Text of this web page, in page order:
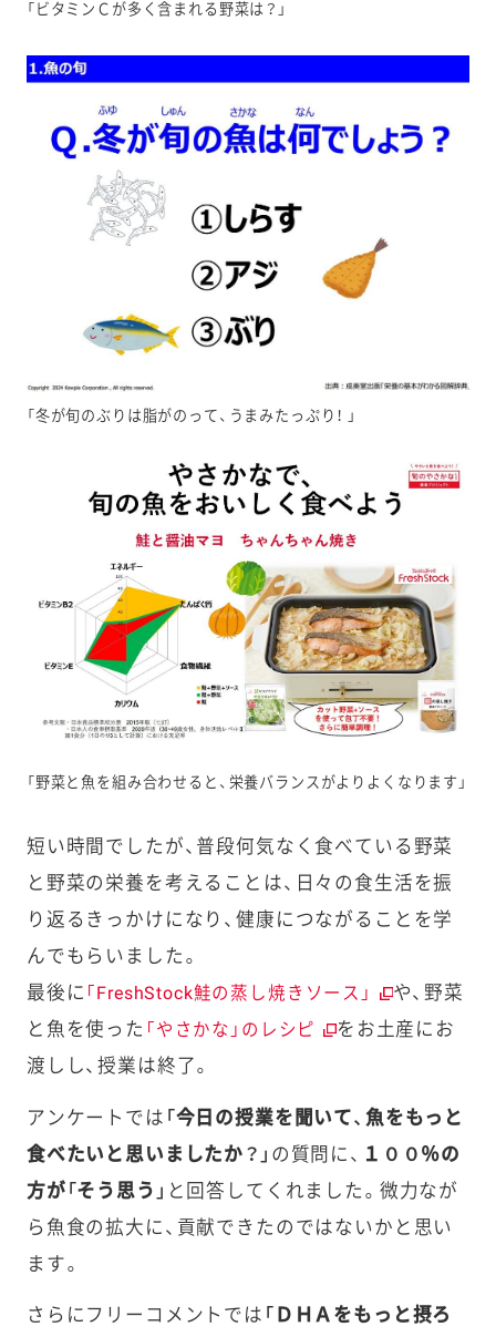
「ビタミンＣが多く含まれる野菜は？」
「冬が旬のぶりは脂がのって、うまみたっぷり！ 」
「野菜と魚を組み合わせると、栄養バランスがよりよくなります」
短い時間でしたが、普段何気なく食べている野菜
と野菜の栄養を考えることは、日々の食生活を振
り返るきっかけになり、健康につながることを学
んでもらいました。
最後に 「FreshStock鮭の蒸し焼きソース」
や、野菜
と魚を使った 「やさかな」のレシピ
をお土産にお
渡しし、授業は終了。
アンケートでは 「今日の授業を聞いて、魚をもっと
食べたいと思いましたか？」 の質問に、 １００％の
方が「そう思う」 と回答してくれました。微力なが
ら魚食の拡大に、貢献できたのではないかと思い
ます。
さらにフリーコメントでは 「ＤＨＡをもっと摂ろ